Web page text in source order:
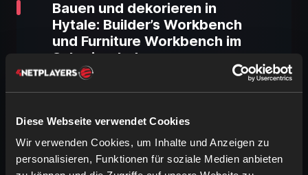
Diese Webseite verwendet Cookies
Wir verwenden Cookies, um Inhalte und Anzeigen zu
personalisieren, Funktionen für soziale Medien anbieten
Bauen und dekorieren in
Hytale: Builder’s Workbench
und Furniture Workbench im
Schreinerladen